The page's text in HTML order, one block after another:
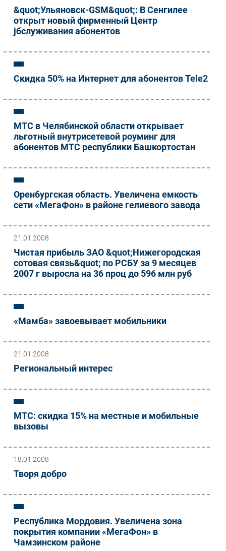
IT класс
Тестовый стенд
Каталог компаний
&quot;Ульяновск-GSM&quot;: В Сенгилее
открыт новый фирменный Центр
jбслуживания aбонентов
Скидка 50% на Интернет для абонентов Tele2
МТС в Челябинской области открывает
льготный внутрисетевой роуминг для
абонентов МТС республики Башкортостан
Оренбургская область. Увеличена емкость
сети «МегаФон» в районе гелиевого завода
21.01.2008
Чистая прибыль ЗАО &quot;Нижегородская
сотовая связь&quot; по РСБУ за 9 месяцев
2007 г выросла на 36 проц до 596 млн руб
«Мамба» завоевывает мобильники
21.01.2008
Региональный интерес
МТС: скидка 15% на местные и мобильные
вызовы
18.01.2008
Творя добро
Республика Мордовия. Увеличена зона
покрытия компании «МегаФон» в
Чамзинском районе